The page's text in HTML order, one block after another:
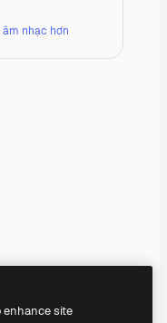
nhạc hơn
enhance site